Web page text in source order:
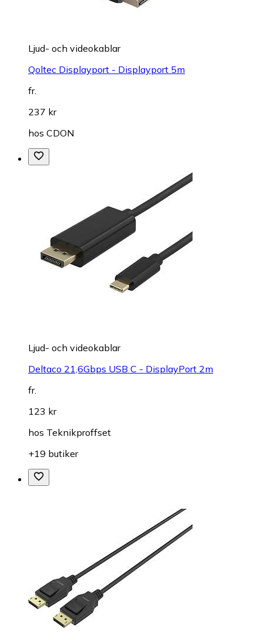
Ljud- och videokablar
Qoltec Displayport - Displayport 5m
fr.
237 kr
hos CDON
Ljud- och videokablar
Deltaco 21,6Gbps USB C - DisplayPort 2m
fr.
123 kr
hos Teknikproffset
+19 butiker